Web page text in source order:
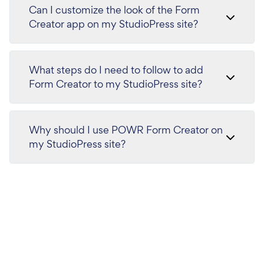
Can I customize the look of the Form
Creator app on my StudioPress site?
What steps do I need to follow to add
Form Creator to my StudioPress site?
Why should I use POWR Form Creator on
my StudioPress site?